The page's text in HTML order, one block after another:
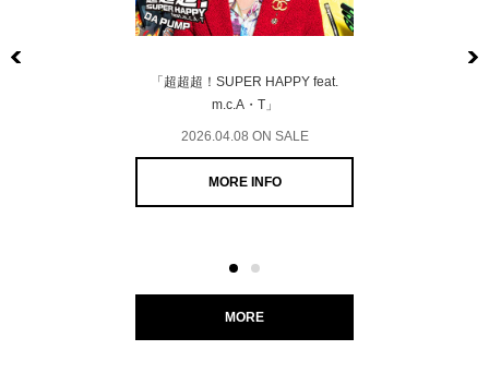
「超超超！SUPER HAPPY feat.
m.c.A・T」
2026.04.08 ON SALE
MORE INFO
MORE